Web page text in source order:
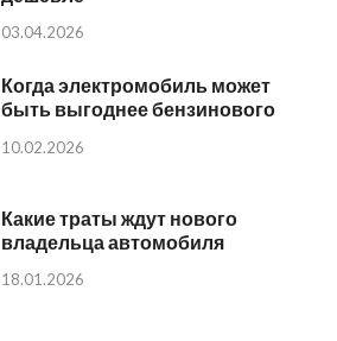
03.04.2026
Когда электромобиль может
быть выгоднее бензинового
10.02.2026
Какие траты ждут нового
владельца автомобиля
18.01.2026